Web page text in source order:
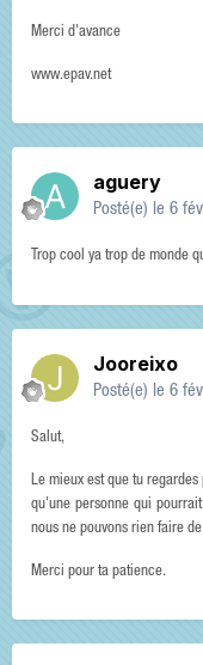
Merci d'avance
www.epav.net
aguery
Posté(e) le 6
Trop cool ya trop de monde
Jooreixo
Posté(e) le 6
Salut,
Le mieux est que tu
qu'une personne qui
nous ne pouvons rien faire
Merci pour ta patience.